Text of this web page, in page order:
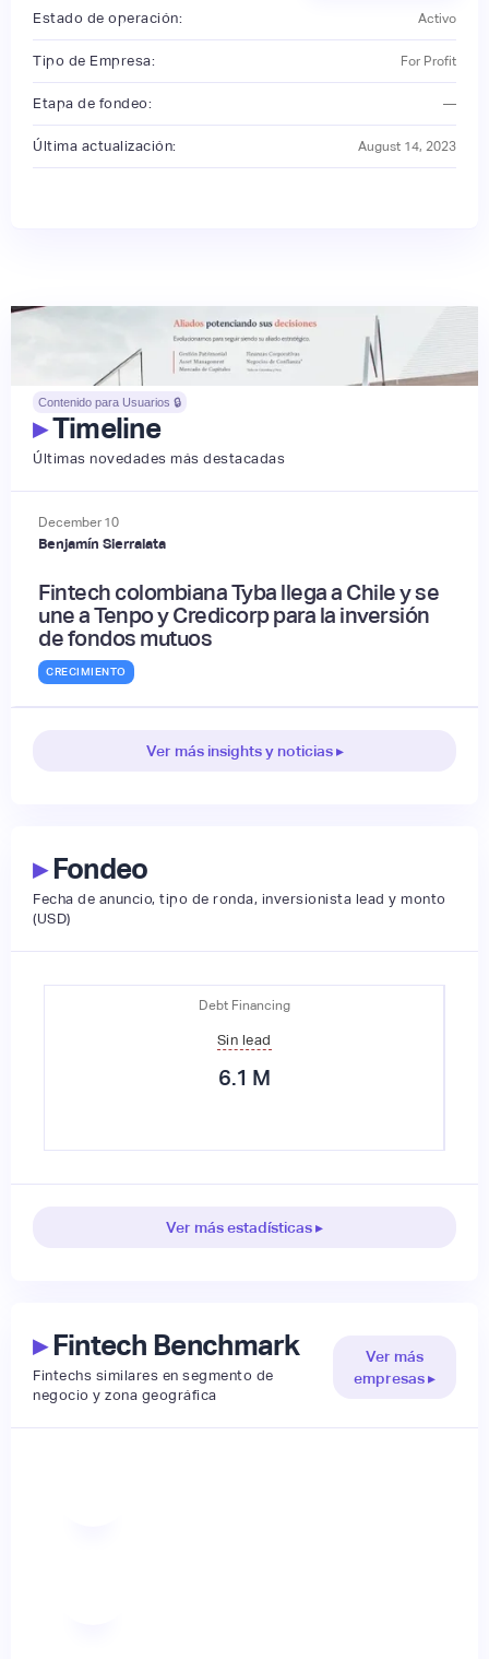
Estado de operación: Activo
Tipo de Empresa: For Profit
Etapa de fondeo: —
Última actualización: August 14, 2023
Contenido para Usuarios 🔒
▸Timeline
Últimas novedades más destacadas
December 10
Benjamín Sierralata
Fintech colombiana Tyba llega a Chile y se
une a Tenpo y Credicorp para la inversión
de fondos mutuos
CRECIMIENTO
Ver más insights y noticias ▸
▸Fondeo
Fecha de anuncio, tipo de ronda, inversionista lead y monto
(USD)
Debt Financing
Sin lead
6.1 M
Ver más estadísticas ▸
▸Fintech Benchmark
Fintechs similares en segmento de
negocio y zona geográfica
Ver más
empresas ▸